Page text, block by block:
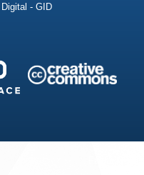
- GID